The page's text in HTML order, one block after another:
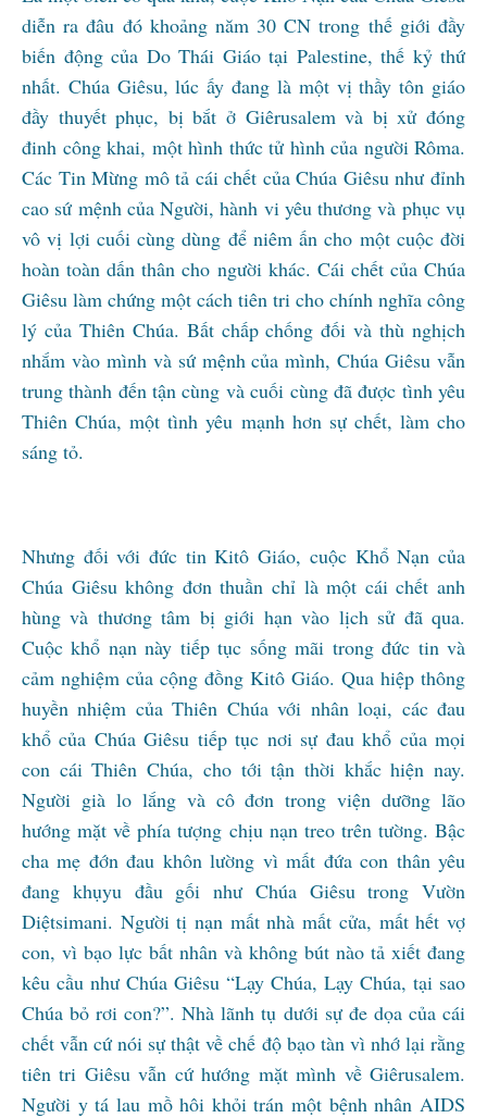
diễn ra đâu đó khoảng năm 30 CN trong thế giới đầy
biến động của Do Thái Giáo tại Palestine, thế kỷ thứ
nhất. Chúa Giêsu, lúc ấy đang là một vị thầy tôn giáo
đầy thuyết phục, bị bắt ở Giêrusalem và bị xử đóng
đinh công khai, một hình thức tử hình của người Rôma.
Các Tin Mừng mô tả cái chết của Chúa Giêsu như đỉnh
cao sứ mệnh của Người, hành vi yêu thương và phục vụ
vô vị lợi cuối cùng dùng để niêm ấn cho một cuộc đời
hoàn toàn dấn thân cho người khác. Cái chết của Chúa
Giêsu làm chứng một cách tiên tri cho chính nghĩa công
lý của Thiên Chúa. Bất chấp chống đối và thù nghịch
nhắm vào mình và sứ mệnh của mình, Chúa Giêsu vẫn
trung thành đến tận cùng và cuối cùng đã được tình yêu
Thiên Chúa, một tình yêu mạnh hơn sự chết, làm cho
sáng tỏ.
Nhưng đối với đức tin Kitô Giáo, cuộc Khổ Nạn của
Chúa Giêsu không đơn thuần chỉ là một cái chết anh
hùng và thương tâm bị giới hạn vào lịch sử đã qua.
Cuộc khổ nạn này tiếp tục sống mãi trong đức tin và
cảm nghiệm của cộng đồng Kitô Giáo. Qua hiệp thông
huyền nhiệm của Thiên Chúa với nhân loại, các đau
khổ của Chúa Giêsu tiếp tục nơi sự đau khổ của mọi
con cái Thiên Chúa, cho tới tận thời khắc hiện nay.
Người già lo lắng và cô đơn trong viện dưỡng lão
hướng mặt về phía tượng chịu nạn treo trên tường. Bậc
cha mẹ đớn đau khôn lường vì mất đứa con thân yêu
đang khụyu đầu gối như Chúa Giêsu trong Vườn
Diệtsimani. Người tị nạn mất nhà mất cửa, mất hết vợ
con, vì bạo lực bất nhân và không bút nào tả xiết đang
kêu cầu như Chúa Giêsu “Lạy Chúa, Lạy Chúa, tại sao
Chúa bỏ rơi con?”. Nhà lãnh tụ dưới sự đe dọa của cái
chết vẫn cứ nói sự thật về chế độ bạo tàn vì nhớ lại rằng
tiên tri Giêsu vẫn cứ hướng mặt mình về Giêrusalem.
Người y tá lau mồ hôi khỏi trán một bệnh nhân AIDS